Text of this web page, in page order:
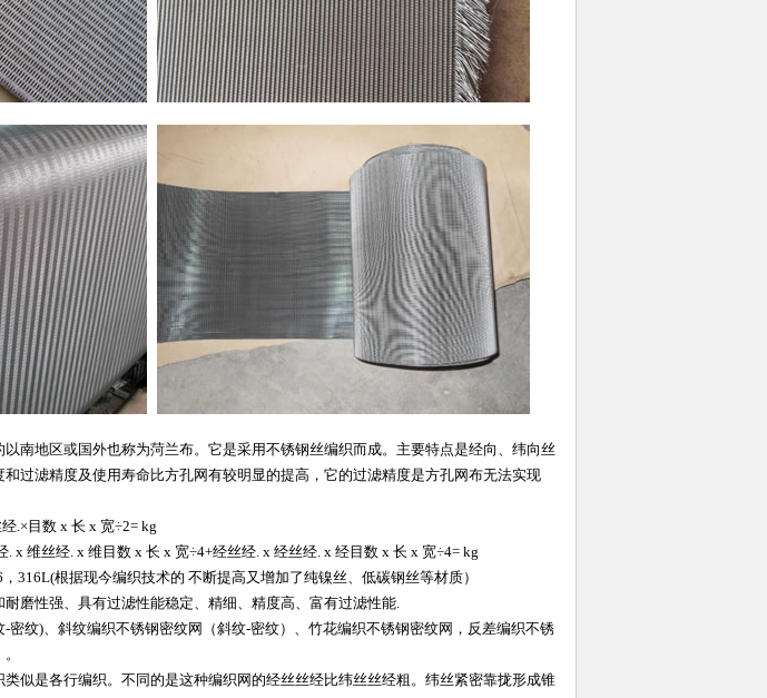
南地区或国外也称为菏兰布。它是采用不锈钢丝编织而成。主要特点是经向、纬向丝
过滤精度及使用寿命比方孔网有较明显的提高，它的过滤精度是方孔网布无法实现
.×目数 x 长 x 宽÷2= kg
. x 维丝经. x 维目数 x 长 x 宽÷4+经丝经. x 经丝经. x 经目数 x 长 x 宽÷4= kg
316L(根据现今编织技术的 不断提高又增加了纯镍丝、低碳钢丝等材质）
磨性强、具有过滤性能稳定、精细、精度高、富有过滤性能.
密纹)、斜纹编织不锈钢密纹网（斜纹-密纹）、竹花编织不锈钢密纹网，反差编织不锈
似是各行编织。不同的是这种编织网的经丝丝经比纬丝丝经粗。纬丝紧密靠拢形成锥